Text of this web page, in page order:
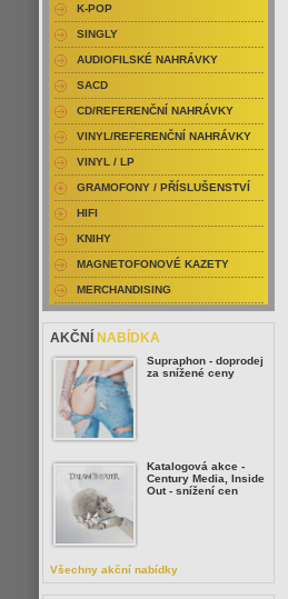
K-POP
SINGLY
AUDIOFILSKÉ NAHRÁVKY
SACD
CD/REFERENČNÍ NAHRÁVKY
VINYL/REFERENČNÍ NAHRÁVKY
VINYL / LP
GRAMOFONY / PŘÍSLUŠENSTVÍ
HIFI
KNIHY
MAGNETOFONOVÉ KAZETY
MERCHANDISING
AKČNÍ NABÍDKA
Supraphon - doprodej
za snížené ceny
Katalogová akce -
Century Media, Inside
Out - snížení cen
Všechny akční nabídky